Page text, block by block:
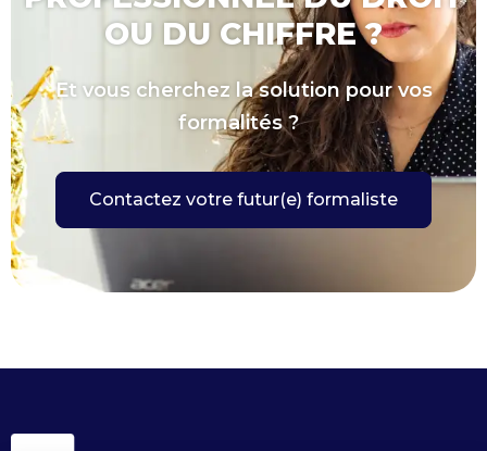
OU DU CHIFFRE ?
Et vous cherchez la solution pour vos
formalités ?
Contactez votre futur(e) formaliste